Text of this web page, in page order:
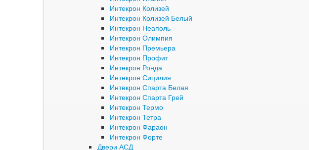
Интекрон Колизей
Интекрон Колизей Белый
Интекрон Неаполь
Интекрон Олимпия
Интекрон Премьера
Интекрон Профит
Интекрон Ронда
Интекрон Сицилия
Интекрон Спарта Белая
Интекрон Спарта Грей
Интекрон Термо
Интекрон Тетра
Интекрон Фараон
Интекрон Форте
Двери АСД